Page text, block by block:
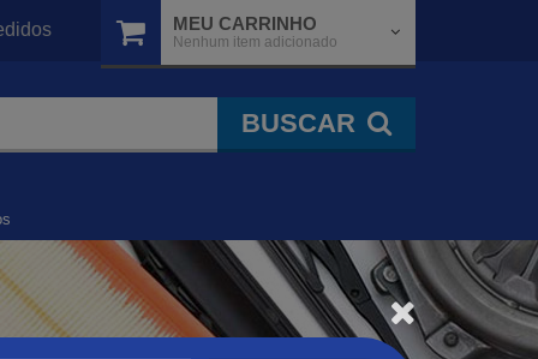
MEU CARRINHO
Nenhum item adicionado
BUSCAR